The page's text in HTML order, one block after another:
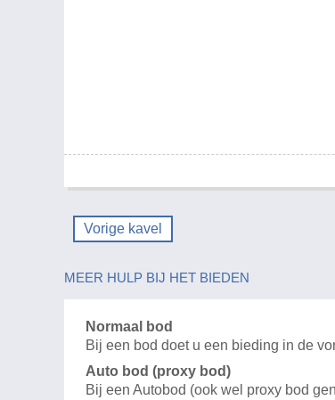
Vorige kavel
MEER HULP BIJ HET BIEDEN
Normaal bod
Bij een bod doet u een bieding in de
Auto bod (proxy bod)
Bij een Autobod (ook wel proxy bod